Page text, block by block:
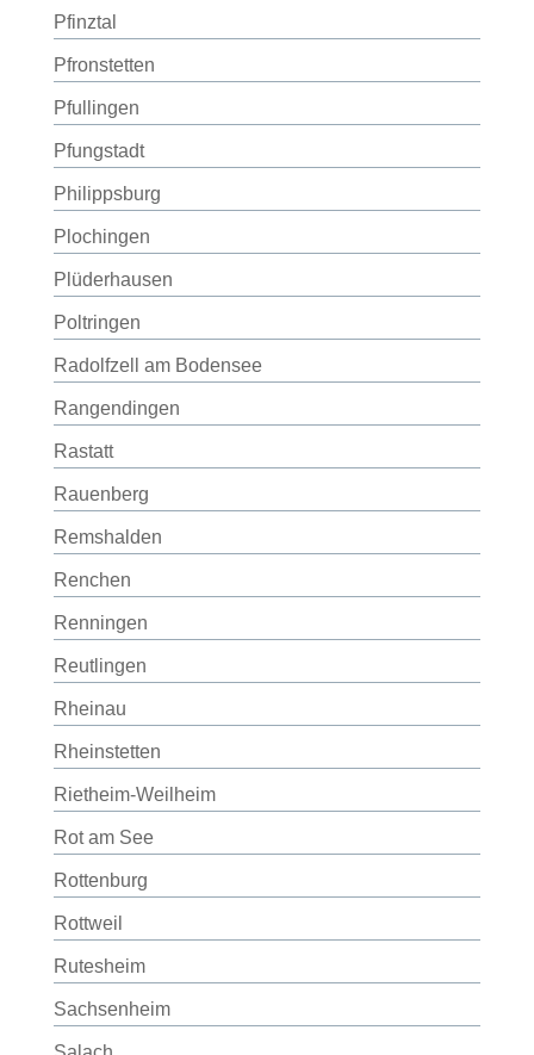
Pfinztal
Pfronstetten
Pfullingen
Pfungstadt
Philippsburg
Plochingen
Plüderhausen
Poltringen
Radolfzell am Bodensee
Rangendingen
Rastatt
Rauenberg
Remshalden
Renchen
Renningen
Reutlingen
Rheinau
Rheinstetten
Rietheim-Weilheim
Rot am See
Rottenburg
Rottweil
Rutesheim
Sachsenheim